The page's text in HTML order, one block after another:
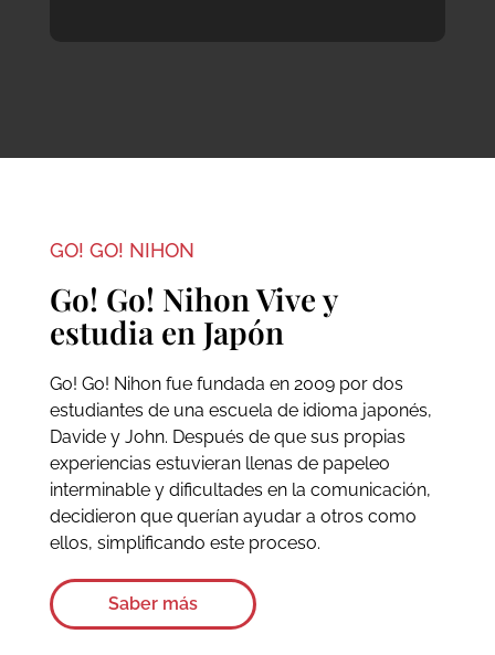
GO! GO! NIHON
Go! Go! Nihon Vive y
estudia en Japón
Go! Go! Nihon fue fundada en 2009 por dos
estudiantes de una escuela de idioma japonés,
Davide y John. Después de que sus propias
experiencias estuvieran llenas de papeleo
interminable y dificultades en la comunicación,
decidieron que querían ayudar a otros como
ellos, simplificando este proceso.
Saber más